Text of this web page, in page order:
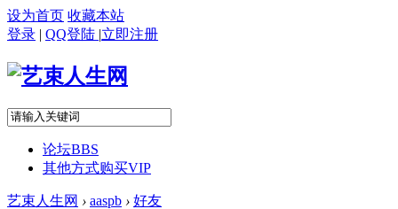
设为首页 收藏本站
登录 | QQ登陆 |立即注册
论坛BBS
其他方式购买VIP
艺束人生网 › aaspb › 好友